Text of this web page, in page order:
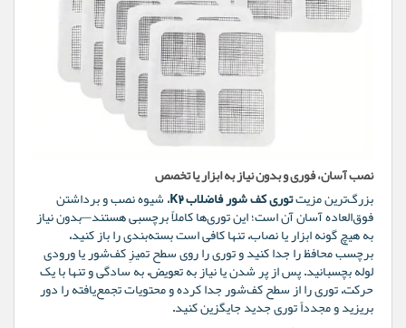
نصب آسان، فوری و بدون نیاز به ابزار یا تخصص
بزرگ‌ترین مزیتتوری کف شور فاضلاب K2
، شیوه نصب و برداشتن
فوق‌العاده آسان آن است؛ این توری‌ها کاملاً برچسبی هستند—بدون نیاز
به هیچ گونه ابزار یا نصاب، تنها کافی است بسته‌بندی را باز کنید،
برچسب محافظ را جدا کنید و توری را روی سطح تمیزِ کف‌شور یا ورودی
لوله بچسبانید. پس از پر شدن یا نیاز به تعویض، به سادگی و تنها با یک
حرکت، توری را از سطح کف‌شور جدا کرده و محتویات تجمع‌یافته را دور
بریزید و مجدداً توری جدید جایگزین کنید.